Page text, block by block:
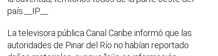
país.__IP__
La televisora pública Canal Caribe informó que las
autoridades de Pinar del Río no habían reportado